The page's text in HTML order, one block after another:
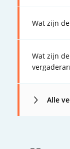
Wat zijn
Wat zijn
Alle